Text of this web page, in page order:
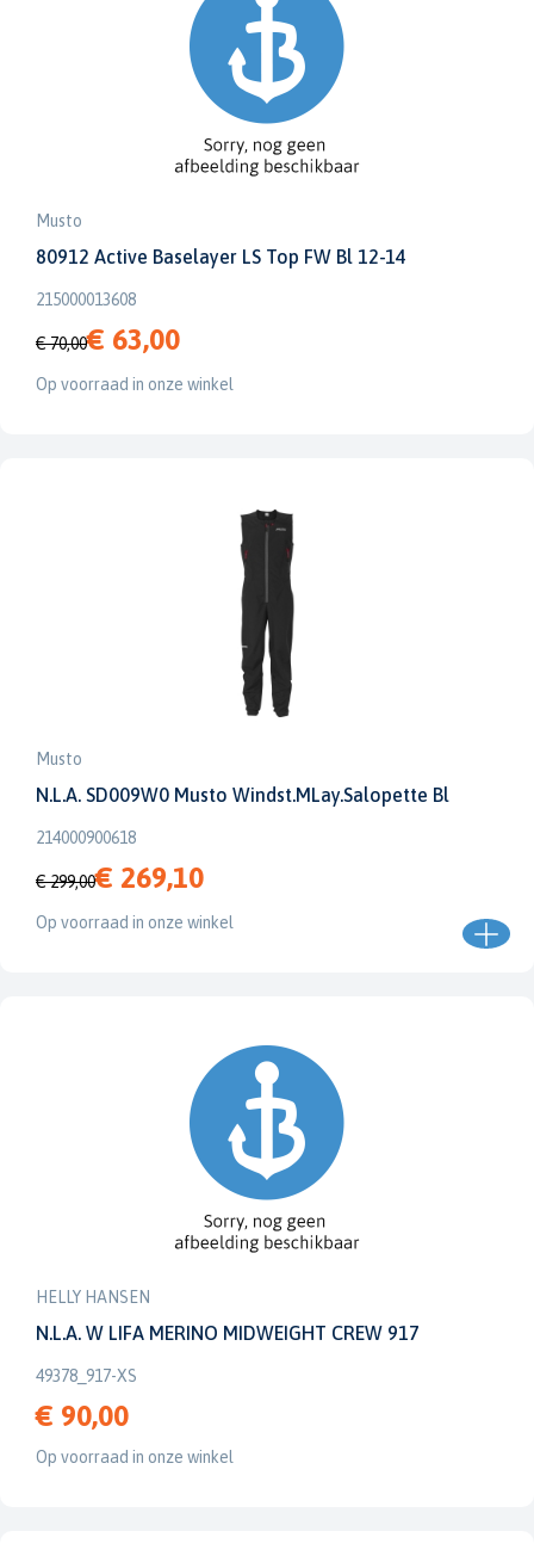
Musto
80912 Active Baselayer LS Top FW Bl 12-14
215000013608
€ 70,00€ 63,00
Op voorraad in onze winkel
Musto
N.L.A. SD009W0 Musto Windst.MLay.Salopette Bl
214000900618
€ 299,00€ 269,10
Op voorraad in onze winkel
HELLY HANSEN
N.L.A. W LIFA MERINO MIDWEIGHT CREW 917
49378_917-XS
€ 90,00
Op voorraad in onze winkel